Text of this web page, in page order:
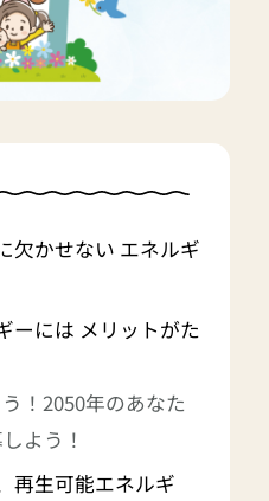
欠かせない エネルギ
ーには メリットがた
う！2050年のあなた
よう！
再生可能エネルギ